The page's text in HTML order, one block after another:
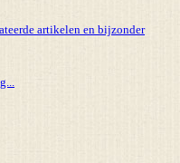
artikelen en bijzonder